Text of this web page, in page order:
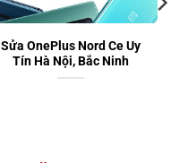
Sửa OnePlus Nord Ce Uy
Tín Hà Nội, Bắc Ninh